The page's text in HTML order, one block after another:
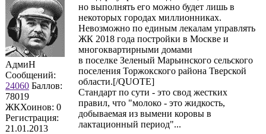
АдмиН
Сообщений:
24060 Баллов:
78019
ЖКХоинов: 0
Регистрация:
21.01.2013
но выполнять его можно будет лишь в
некоторых городах миллионниках.
Невозможно по единым лекалам управлять
ЖК 2018 года постройки в Москве и
многоквартирными домами
в поселке Зеленый Марьинского сельского
поселения Торжокского района Тверской
области.[/QUOTE]
Стандарт по сути - это свод жестких
правил, что "молоко - это жидкость,
добываемая из вымени коровы в
лактационный период"...